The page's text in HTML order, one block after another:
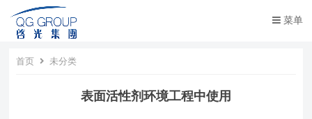
菜单
首页 未分类
表面活性剂环境工程中使用